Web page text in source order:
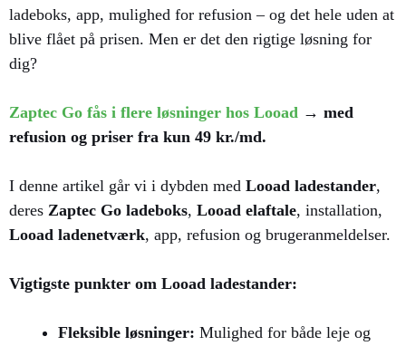
ladeboks, app, mulighed for refusion – og det hele uden at
blive flået på prisen. Men er det den rigtige løsning for
dig?
Zaptec Go fås i flere løsninger hos Looad → med
refusion og priser fra kun 49 kr./md.
I denne artikel går vi i dybden med Looad ladestander,
deres Zaptec Go ladeboks, Looad elaftale, installation,
Looad ladenetværk, app, refusion og brugeranmeldelser.
Vigtigste punkter om Looad ladestander:
Fleksible løsninger: Mulighed for både leje og